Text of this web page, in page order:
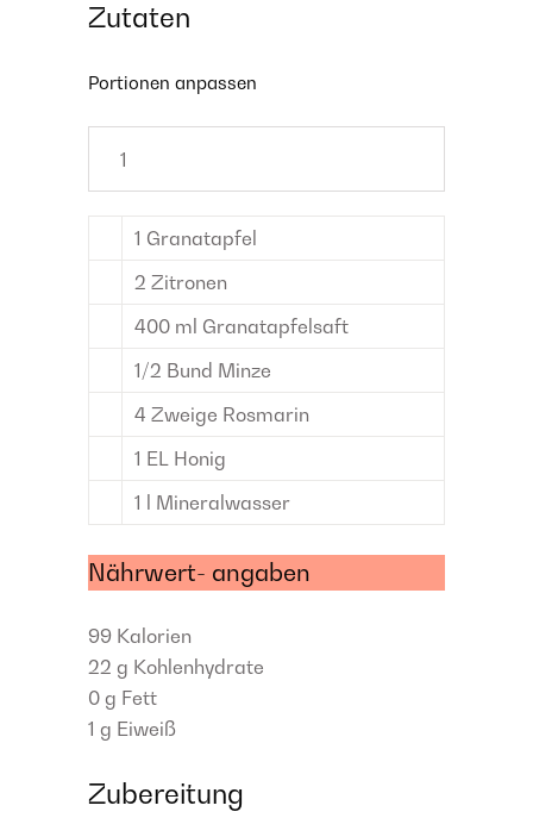
Zutaten
Portionen anpassen
1 Granatapfel
2 Zitronen
400 ml Granatapfelsaft
1/2 Bund Minze
4 Zweige Rosmarin
1 EL Honig
1
Mineralwasser
Nährwert- angaben
99 Kalorien
22 g Kohlenhydrate
0 g Fett
1 g Eiweiß
Zubereitung